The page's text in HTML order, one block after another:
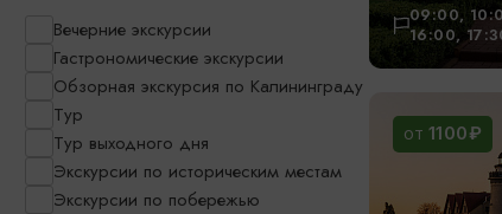
Вечерние экскурсии
Гастрономические экскурсии
Обзорная экскурсия по Калининграду
Тур
Тур выходного дня
Экскурсии по историческим местам
Экскурсии по побережью
09:00,
16:00,
ОТ 1100₽